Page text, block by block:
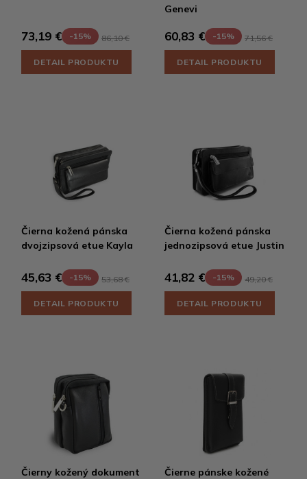
73,19 € -15% 86,10 €
DETAIL PRODUKTU
Genevi
60,83 € -15% 71,56 €
DETAIL PRODUKTU
Čierna kožená pánska
dvojzipsová etue Kayla
45,63 € -15% 53,68 €
DETAIL PRODUKTU
Čierna kožená pánska
jednozipsová etue Justin
41,82 € -15% 49,20 €
DETAIL PRODUKTU
Čierny kožený dokument
Čierne pánske kožené